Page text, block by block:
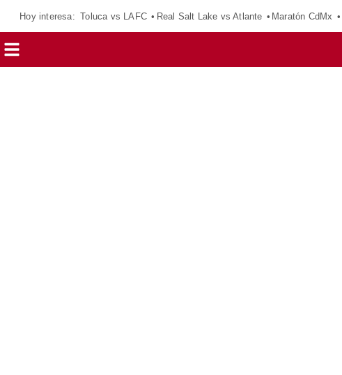
Hoy interesa: Toluca vs LAFC Real Salt Lake vs Atlante Maratón CdMx